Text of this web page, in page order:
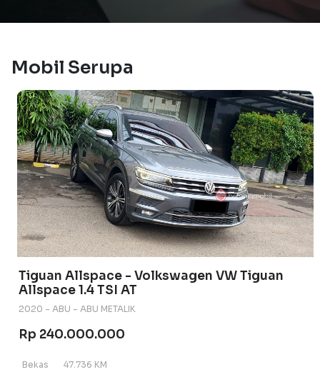
Mobil Serupa
Tiguan Allspace - Volkswagen VW Tiguan
Allspace 1.4 TSI AT
2020 - ABU - ABU METALIK
Rp 240.000.000
Bekas 47.736 KM